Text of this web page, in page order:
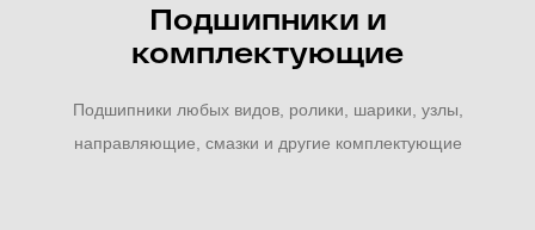
Подшипники и
комплектующие
Подшипники любых видов, ролики, шарики, узлы,
направляющие, смазки и другие комплектующие